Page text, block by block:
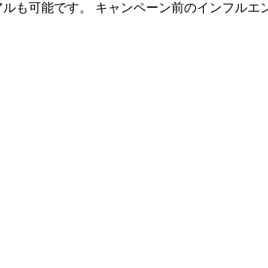
可能です。 キャンペーン前のインフルエ